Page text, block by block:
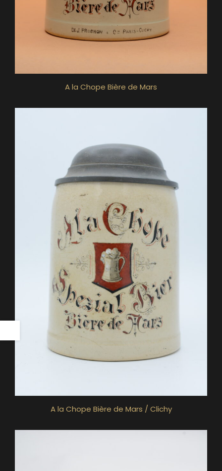
A la Chope Bière de Mars
A la Chope Bière de Mars / Clichy